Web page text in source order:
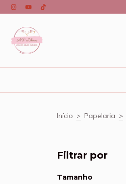
Início > Papelaria >
Filtrar por
Tamanho